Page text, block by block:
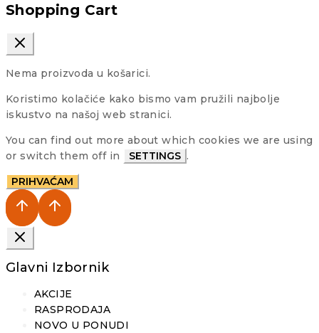
Shopping Cart
Nema proizvoda u košarici.
Koristimo kolačiće kako bismo vam pružili najbolje
iskustvo na našoj web stranici.
You can find out more about which cookies we are using
or switch them off in
SETTINGS .
PRIHVAĆAM
Glavni Izbornik
AKCIJE
RASPRODAJA
NOVO U PONUDI